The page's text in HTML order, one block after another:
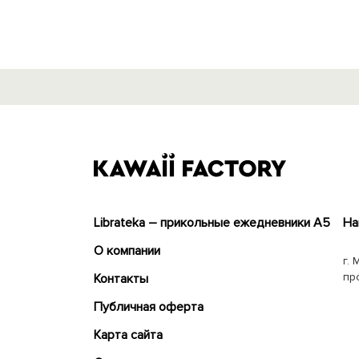
Librateka – прикольные ежедневники А5
О компании
Контакты
Публичная оферта
Карта сайта
г.